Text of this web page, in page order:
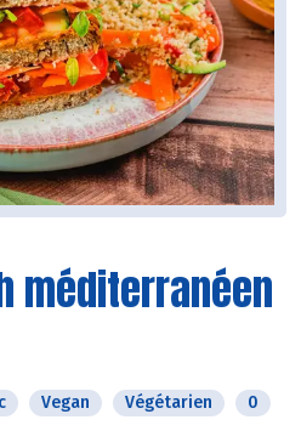
méditerranéen
Vegan Végétarien 0